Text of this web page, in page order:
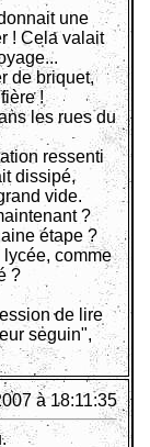
une
! Cela valait
de briquet,
!
les rues du
ressenti
dissipé,
vide.
?
étape ?
comme
?
de lire
seguin",
à 18:11:35